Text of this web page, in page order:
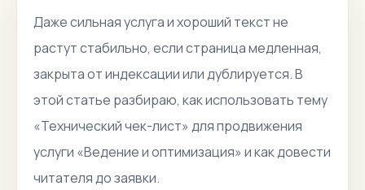
Даже сильная услуга и хороший текст не
растут стабильно, если страница медленная,
закрыта от индексации или дублируется. В
этой статье разбираю, как использовать тему
«Технический чек-лист» для продвижения
услуги «Ведение и оптимизация» и как довести
читателя до заявки.